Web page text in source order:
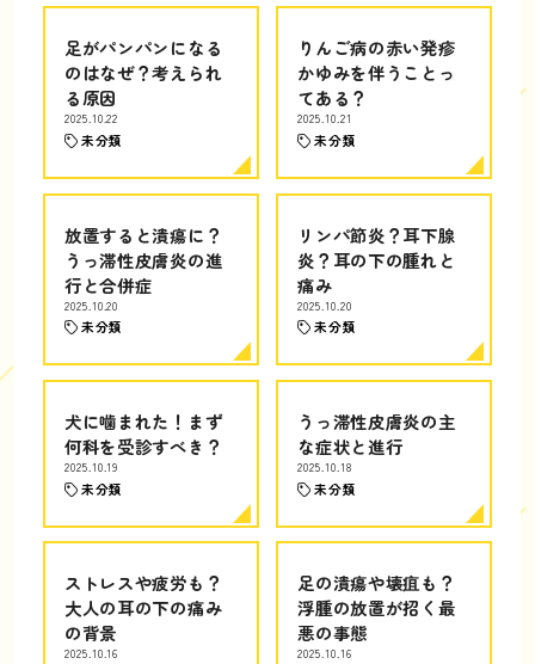
足がパンパンになる
のはなぜ？考えられ
る原因
2025.10.22
未分類
りんご病の赤い発疹
かゆみを伴うことっ
てある？
2025.10.21
未分類
放置すると潰瘍に？
うっ滞性皮膚炎の進
行と合併症
2025.10.20
未分類
リンパ節炎？耳下腺
炎？耳の下の腫れと
痛み
2025.10.20
未分類
犬に噛まれた！まず
何科を受診すべき？
2025.10.19
未分類
うっ滞性皮膚炎の主
な症状と進行
2025.10.18
未分類
ストレスや疲労も？
大人の耳の下の痛み
の背景
2025.10.16
足の潰瘍や壊疽も？
浮腫の放置が招く最
悪の事態
2025.10.16